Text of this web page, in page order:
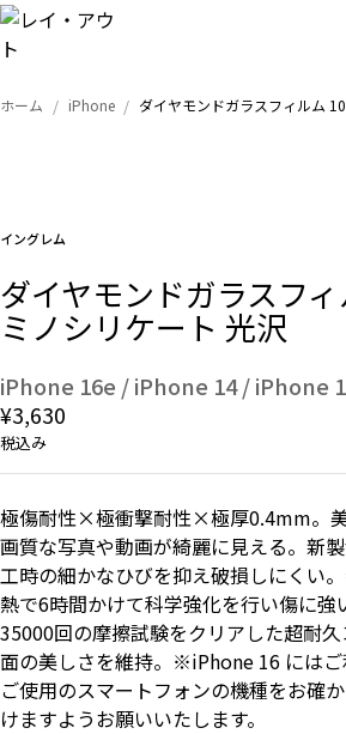
Xperia
Google
And More
スマホリング/ストラップ/他
ホーム iPhone ダイヤモンドガラスフィルム
イングレム
ダイヤモンドガラスフ
ミノシリケート 光沢
iPhone 16e / iPhone 14 / iPhone
¥3,630
税込み
極傷耐性×極衝撃耐性×極厚0.4mm。
画質な写真や動画が綺麗に見える。新
工時の細かなひびを抑え破損しにくい
熱で6時間かけて科学強化を行い傷に強
35000回の摩擦試験をクリアした超耐
面の美しさを維持。※iPhone 16 にはご
ご使用のスマートフォンの機種をお確
けますようお願いいたします。